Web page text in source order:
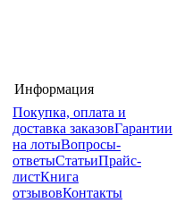
Информация
Покупка, оплата и
доставка заказовГарантии
на лотыВопросы-
ответыСтатьиПрайс-
листКнига
отзывовКонтакты